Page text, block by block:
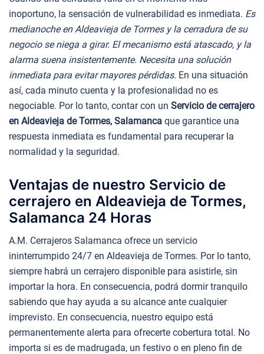
inoportuno, la sensación de vulnerabilidad es inmediata. Es
medianoche en Aldeavieja de Tormes y la cerradura de su
negocio se niega a girar. El mecanismo está atascado, y la
alarma suena insistentemente. Necesita una solución
inmediata para evitar mayores pérdidas. En una situación
así, cada minuto cuenta y la profesionalidad no es
negociable. Por lo tanto, contar con un Servicio de cerrajero
en Aldeavieja de Tormes, Salamanca que garantice una
respuesta inmediata es fundamental para recuperar la
normalidad y la seguridad.
Ventajas de nuestro Servicio de
cerrajero en Aldeavieja de Tormes,
Salamanca 24 Horas
A.M. Cerrajeros Salamanca ofrece un servicio
ininterrumpido 24/7 en Aldeavieja de Tormes. Por lo tanto,
siempre habrá un cerrajero disponible para asistirle, sin
importar la hora. En consecuencia, podrá dormir tranquilo
sabiendo que hay ayuda a su alcance ante cualquier
imprevisto. En consecuencia, nuestro equipo está
permanentemente alerta para ofrecerte cobertura total. No
importa si es de madrugada, un festivo o en pleno fin de